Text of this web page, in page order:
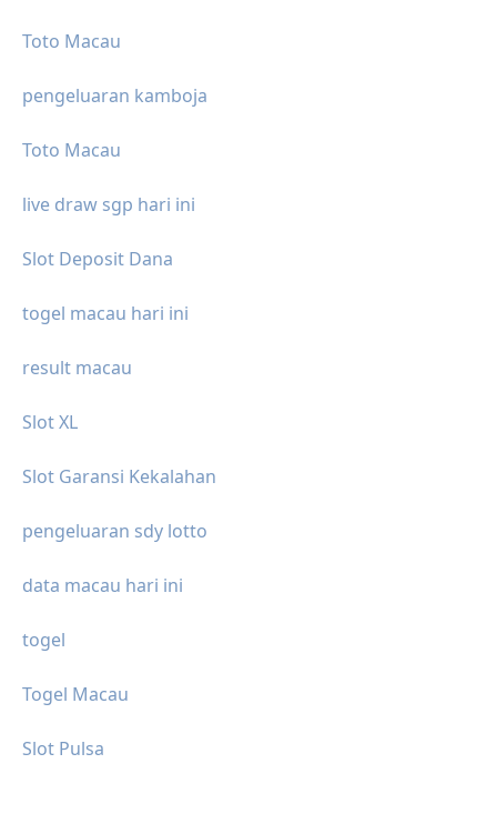
Toto Macau
pengeluaran kamboja
Toto Macau
live draw sgp hari ini
Slot Deposit Dana
togel macau hari ini
result macau
Slot XL
Slot Garansi Kekalahan
pengeluaran sdy lotto
data macau hari ini
togel
Togel Macau
Slot Pulsa